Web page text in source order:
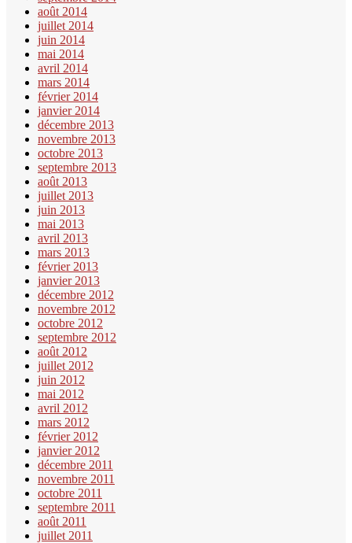
août 2014
juillet 2014
juin 2014
mai 2014
avril 2014
mars 2014
février 2014
janvier 2014
décembre 2013
novembre 2013
octobre 2013
septembre 2013
août 2013
juillet 2013
juin 2013
mai 2013
avril 2013
mars 2013
février 2013
janvier 2013
décembre 2012
novembre 2012
octobre 2012
septembre 2012
août 2012
juillet 2012
juin 2012
mai 2012
avril 2012
mars 2012
février 2012
janvier 2012
décembre 2011
novembre 2011
octobre 2011
septembre 2011
août 2011
juillet 2011